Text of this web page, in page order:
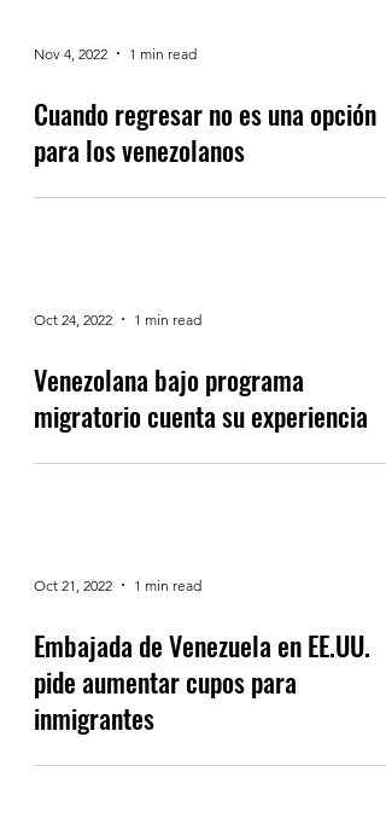
Nov 4, 2022 1 min read
Cuando regresar no es una opción
para los venezolanos
Oct 24, 2022 1 min read
Venezolana bajo programa
migratorio cuenta su experiencia
Oct 21, 2022 1 min read
Embajada de Venezuela en EE.UU.
pide aumentar cupos para
inmigrantes